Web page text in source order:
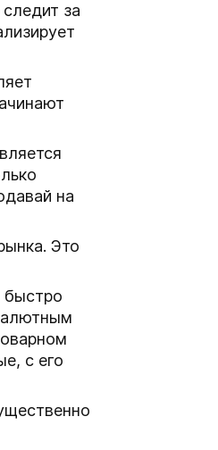
за
на
Это
быстро
с его